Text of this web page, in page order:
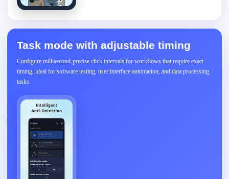
Task mode with adjustable timing
Configure millisecond-precise click intervals for workflows that require exact
timing, ideal for software testing, user interface automation, and data processing
tasks.